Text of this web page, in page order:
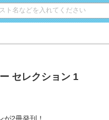
セレクション 1